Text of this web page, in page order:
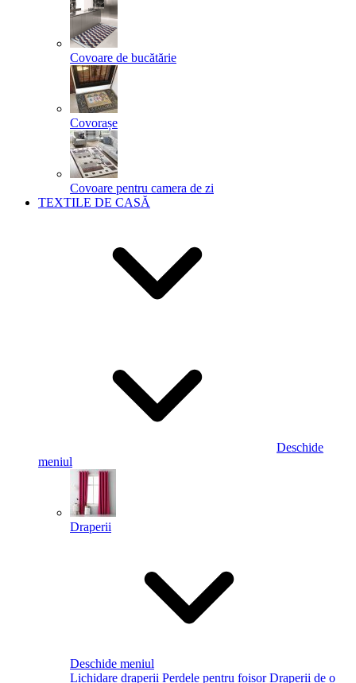
Covoare de bucătărie
Covorașe
Covoare pentru camera de zi
TEXTILE DE CASĂ
Deschide
meniul
Draperii
Deschide meniul
Lichidare draperii Perdele pentru foișor Draperii de o